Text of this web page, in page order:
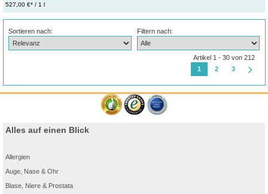
527,00 €* / 1 l
Sortieren nach: Filtern nach:
Artikel 1 - 30 von 212
1
2 3
Alles auf einen Blick
Allergien
Auge, Nase & Ohr
Blase, Niere & Prostata